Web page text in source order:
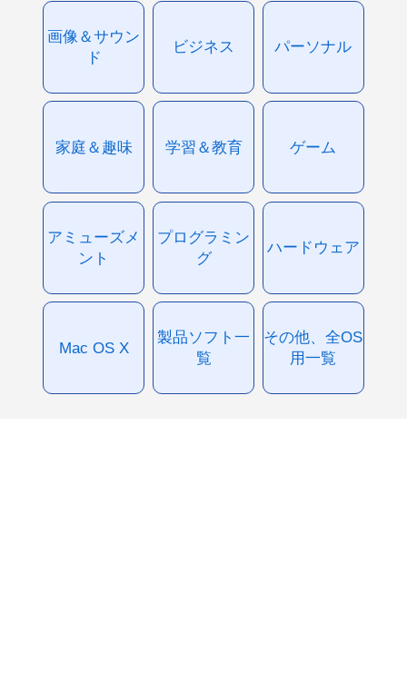
画像＆サウン
ド
ビジネス パーソナル
家庭＆趣味 学習＆教育 ゲーム
アミューズメ
ント
プログラミン
グ
ハードウェア
Mac OS X
製品ソフト一
覧
その他、全OS
用一覧